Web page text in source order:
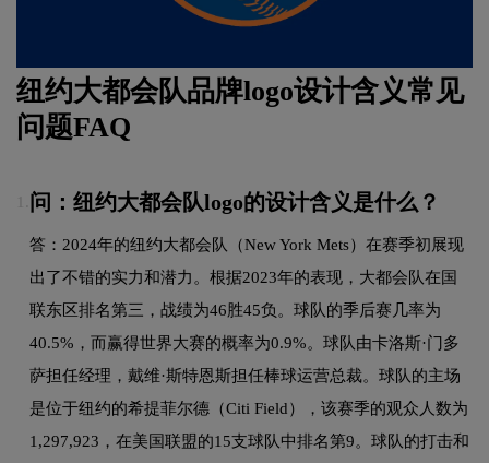
纽约大都会队品牌logo设计含义常见
问题FAQ
问：纽约大都会队logo的设计含义是什么？
答：2024年的纽约大都会队（New York Mets）在赛季初展现
出了不错的实力和潜力。根据2023年的表现，大都会队在国
联东区排名第三，战绩为46胜45负。球队的季后赛几率为
40.5%，而赢得世界大赛的概率为0.9%。球队由卡洛斯·门多
萨担任经理，戴维·斯特恩斯担任棒球运营总裁。球队的主场
是位于纽约的希提菲尔德（Citi Field），该赛季的观众人数为
1,297,923，在美国联盟的15支球队中排名第9。球队的打击和